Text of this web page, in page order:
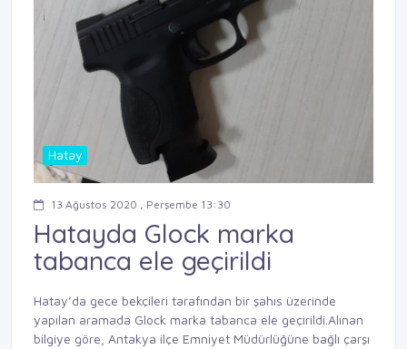
Hatay
13 Ağustos 2020 , Perşembe 13:30
Hatayda Glock marka
tabanca ele geçirildi
Hatay’da gece bekçileri tarafından bir şahıs üzerinde
yapılan aramada Glock marka tabanca ele geçirildi.Alınan
bilgiye göre, Antakya ilçe Emniyet Müdürlüğüne bağlı çarşı